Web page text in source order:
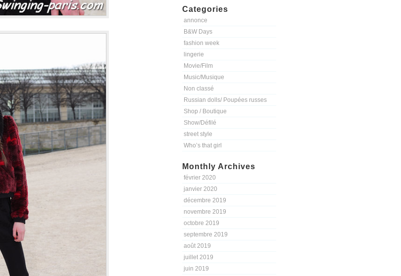
Categories
annonce
B&W Days
fashion week
lingerie
Movie/Film
Music/Musique
Non classé
Russian dolls/ Poupées russes
Shop / Boutique
Show/Défilé
street style
Who’s that girl
Monthly Archives
février 2020
janvier 2020
décembre 2019
novembre 2019
octobre 2019
septembre 2019
août 2019
juillet 2019
juin 2019